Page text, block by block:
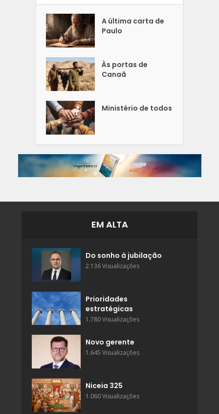
A última carta de
Paulo
Às portas de
Canaã
Ministério de todos
EM ALTA
Do sonho à jubilação
2.136 Visualizações
Prioridades
estratégicas
1.780 Visualizações
Novo gerente
1.645 Visualizações
Niceia 325
1.060 Visualizações